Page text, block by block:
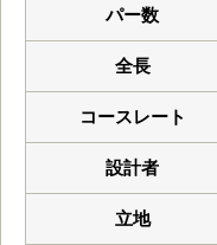
パー数
全長
コースレート
設計者
立地